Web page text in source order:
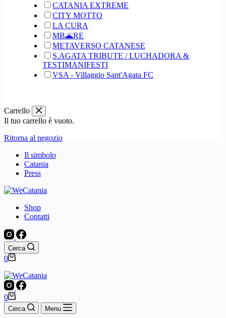
CATANIA EXTREME
CITY MOTTO
LA CURA
MB🌋RE
METAVERSO CATANESE
S.AGATA TRIBUTE / LUCHADORA &
TESTIMANIFESTI
VSA - Villaggio Sant'Agata FC
Carrello
Il tuo carrello è vuoto.
Ritorna al negozio
Il simbolo
Catania
Press
Shop
Contatti
Cerca
Carrello
0
Carrello
0
Cerca Menu